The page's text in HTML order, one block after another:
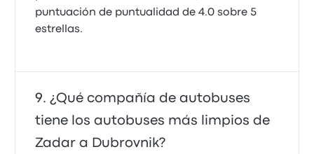
puntuación de puntualidad de 4.0 sobre 5
estrellas.
¿Qué compañía de autobuses
tiene los autobuses más limpios de
Zadar a Dubrovnik?